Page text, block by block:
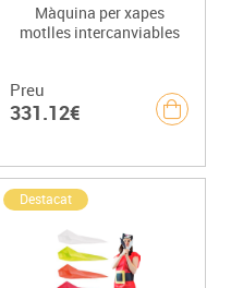
Màquina per xapes
motlles intercanviables
Preu
331.12€
Destacat